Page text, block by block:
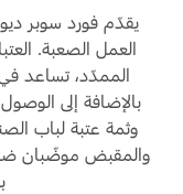
يقدّم فورد سوبر
العمل الصعبة.
الممدّد، تساعد
بالإضافة إلى
وثمة عتبة لباب
والمقبض موضّبان